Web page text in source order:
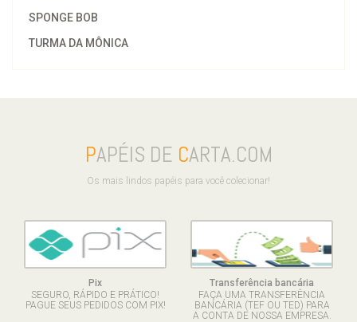
SPONGE BOB
TURMA DA MÔNICA
PAPÉIS DE CARTA.COM
Os mais lindos papéis para você colecionar!
Pix
SEGURO, RÁPIDO E PRÁTICO!
PAGUE SEUS PEDIDOS COM PIX!
Transferência bancária
FAÇA UMA TRANSFERÊNCIA
BANCÁRIA (TEF OU TED) PARA
A CONTA DE NOSSA EMPRESA.